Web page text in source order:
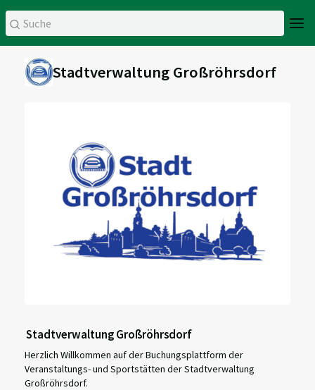
Stadtverwaltung Großröhrsdorf
Stadtverwaltung Großröhrsdorf
Herzlich Willkommen auf der Buchungsplattform der
Veranstaltungs- und Sportstätten der Stadtverwaltung
Großröhrsdorf.